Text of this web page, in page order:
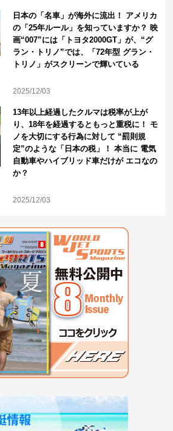
日本の「名車」が海外に流出！ アメリカ
の「25年ルール」を知っていますか？ 映
画“007”には「トヨタ2000GT」が、“グ
ラン・トリノ”では、「72年型 グラン・
トリノ」がスクリーンで輝いている
2025/12/03
13年以上経過したクルマは税率が上が
り、18年を経過するともっと重税に！ モ
ノを大切にする行為に対して “罰則規
定”のような「日本の税」！ 本当に 電気
自動車やハイブリッド車だけが エコなの
か？
2025/12/03